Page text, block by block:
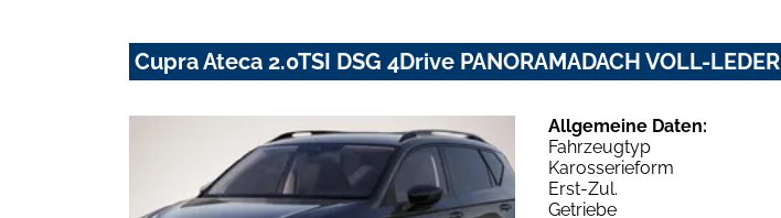
Cupra Ateca 2.0TSI DSG 4Drive PANORAMADACH VOLL-LEDER
Allgemeine Daten:
Fahrzeugtyp
Karosserieform
Erst-Zul.
Getriebe